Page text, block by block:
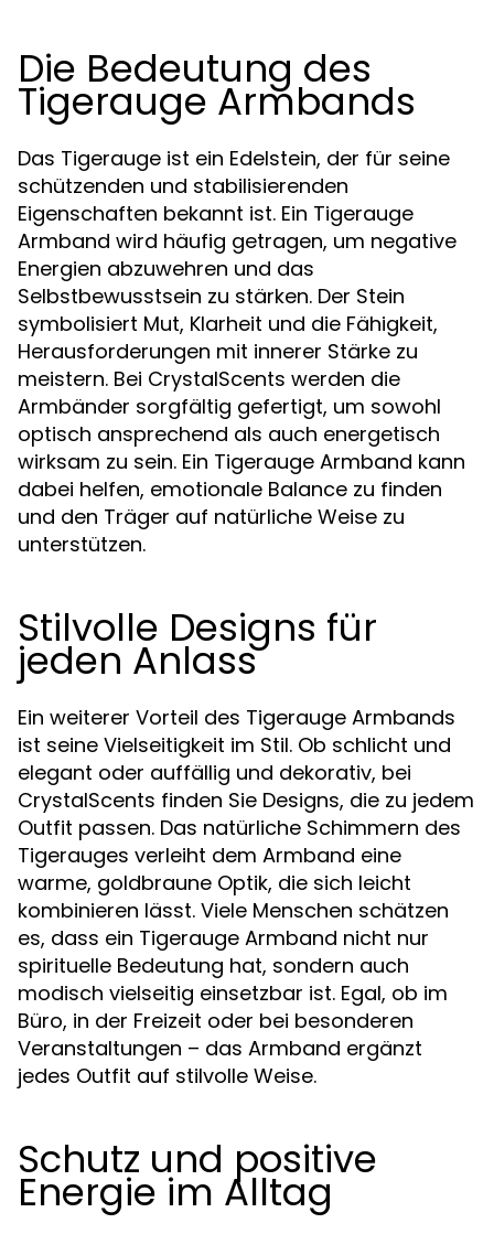
Die Bedeutung des
Tigerauge Armbands
Das Tigerauge ist ein Edelstein, der für seine
schützenden und stabilisierenden
Eigenschaften bekannt ist. Ein Tigerauge
Armband wird häufig getragen, um negative
Energien abzuwehren und das
Selbstbewusstsein zu stärken. Der Stein
symbolisiert Mut, Klarheit und die Fähigkeit,
Herausforderungen mit innerer Stärke zu
meistern. Bei CrystalScents werden die
Armbänder sorgfältig gefertigt, um sowohl
optisch ansprechend als auch energetisch
wirksam zu sein. Ein Tigerauge Armband kann
dabei helfen, emotionale Balance zu finden
und den Träger auf natürliche Weise zu
unterstützen.
Stilvolle Designs für
jeden Anlass
Ein weiterer Vorteil des Tigerauge Armbands
ist seine Vielseitigkeit im Stil. Ob schlicht und
elegant oder auffällig und dekorativ, bei
CrystalScents finden Sie Designs, die zu jedem
Outfit passen. Das natürliche Schimmern des
Tigerauges verleiht dem Armband eine
warme, goldbraune Optik, die sich leicht
kombinieren lässt. Viele Menschen schätzen
es, dass ein Tigerauge Armband nicht nur
spirituelle Bedeutung hat, sondern auch
modisch vielseitig einsetzbar ist. Egal, ob im
Büro, in der Freizeit oder bei besonderen
Veranstaltungen – das Armband ergänzt
jedes Outfit auf stilvolle Weise.
Schutz und positive
Energie im Alltag